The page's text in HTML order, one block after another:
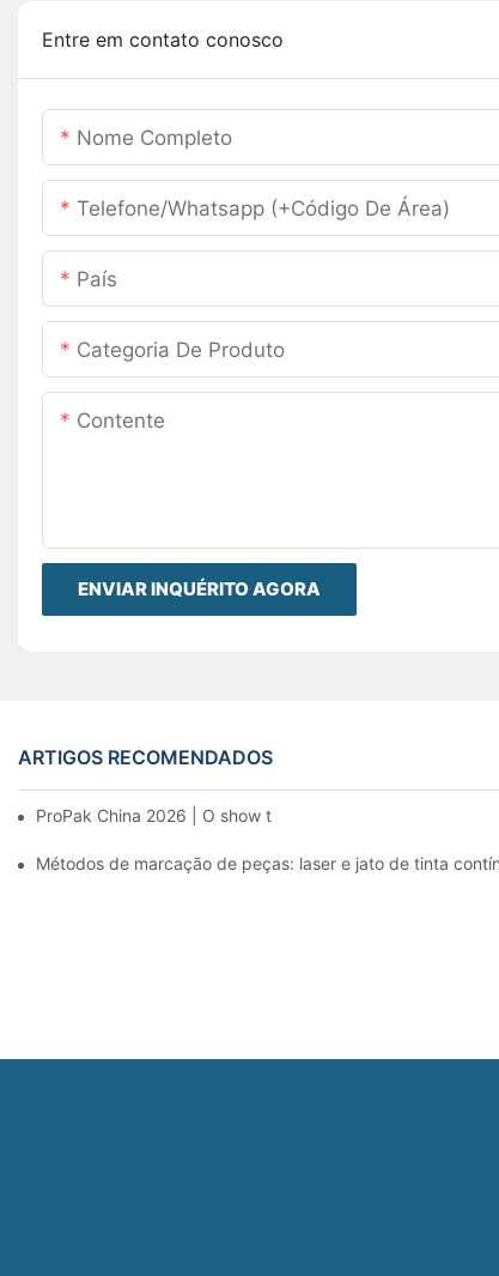
Entre em contato conosco
Nome Completo
Telefone/whatsapp (+código De Área)
País
Categoria De Produto
Contente
ENVIAR INQUÉRITO AGORA
ARTIGOS RECOMENDADOS
ProPak China 2026 | O show termina, nosso serviço não.
Métodos de marcação de peças: laser e jato de tinta